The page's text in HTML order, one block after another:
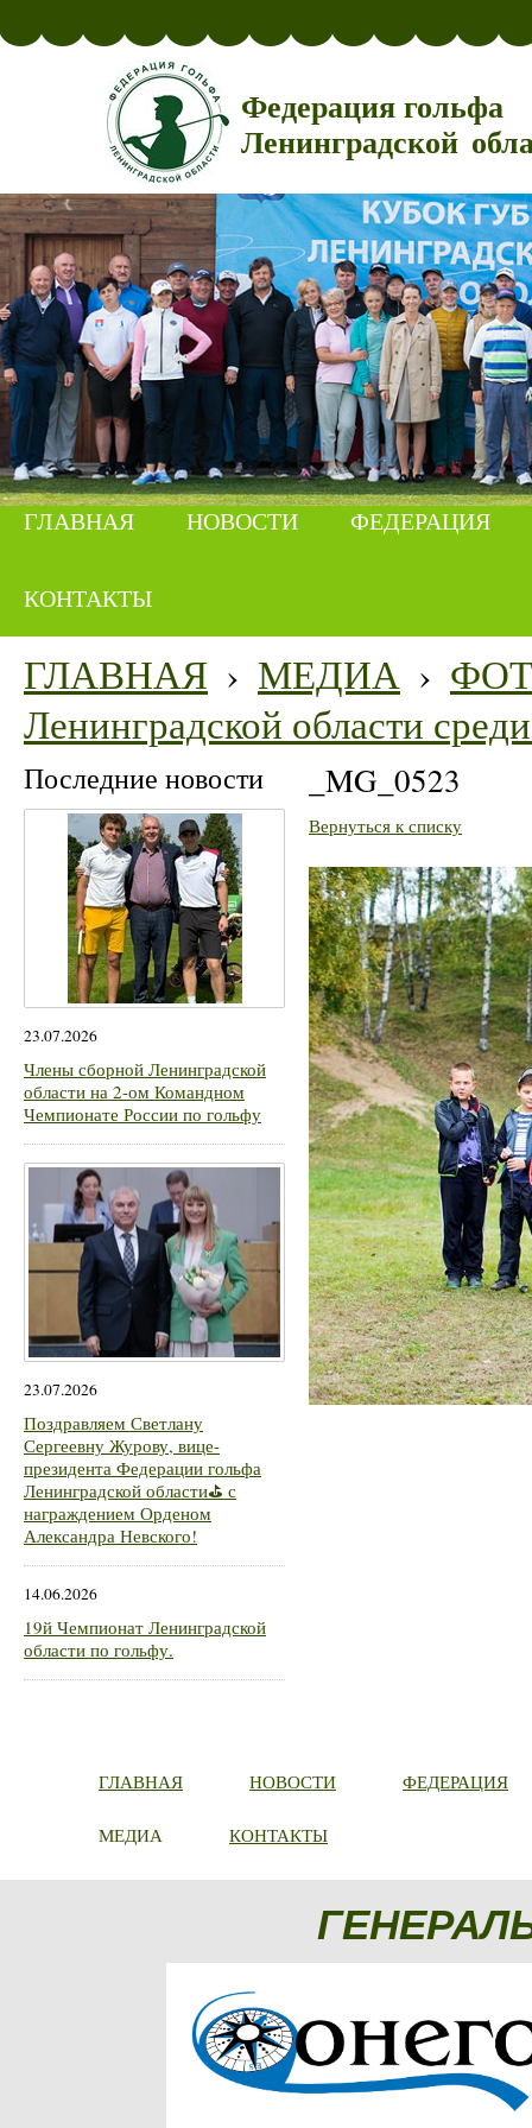
Федерация гольфа
Ленинградской
ГЛАВНАЯ НОВОСТИ ФЕДЕРАЦИЯ
КОНТАКТЫ
ГЛАВНАЯ › МЕДИА ›
Ленинградской области
Последние новости
23.07.2026
Члены сборной Ленинградской
области на 2-ом Командном
Чемпионате России по гольфу
23.07.2026
Поздравляем Светлану
Сергеевну Журову, вице-
президента Федерации гольфа
Ленинградской области⛳ с
награждением Орденом
Александра Невского!
14.06.2026
19й Чемпионат Ленинградской
области по гольфу.
_MG_0523
Вернуться к списку
ГЛАВНАЯ НОВОСТИ ФЕДЕРАЦИЯ
МЕДИА КОНТАКТЫ